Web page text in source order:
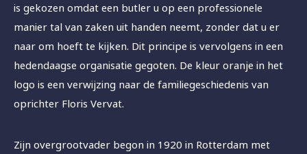
is gekozen omdat een butler u op een professionele
manier tal van zaken uit handen neemt, zonder dat u er
naar om hoeft te kijken. Dit principe is vervolgens in een
hedendaagse organisatie gegoten. De kleur oranje in het
logo is een verwijzing naar de familiegeschiedenis van
oprichter Floris Vervat.
Zijn overgrootvader begon in 1920 in Rotterdam met